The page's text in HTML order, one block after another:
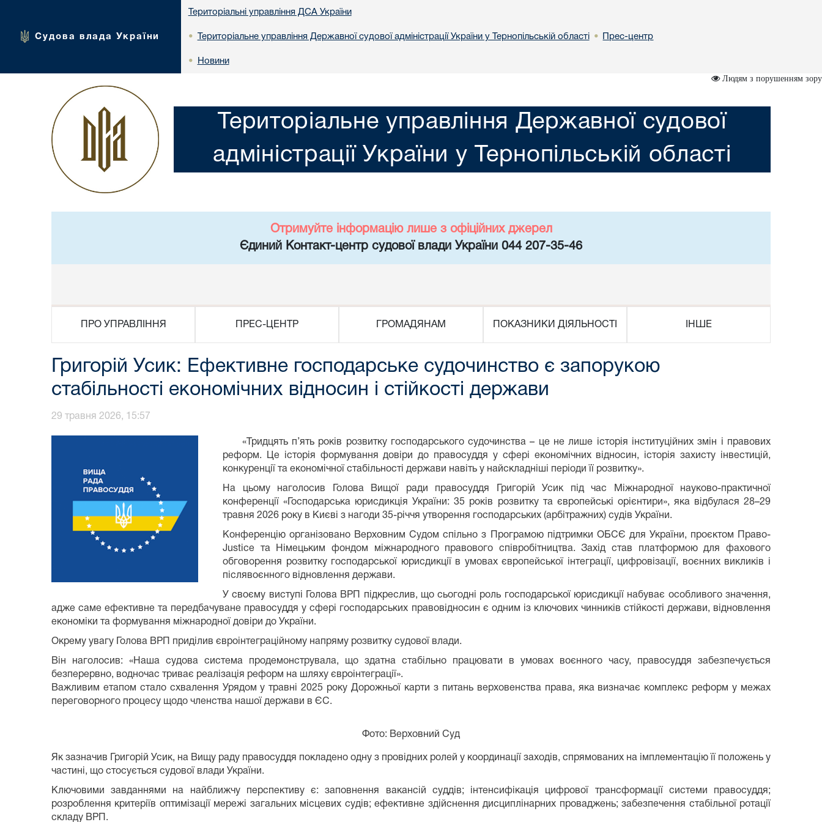
Судова влада України
Територіальні управління ДСА України
• Територіальне управління Державної судової адміністрації України у Тернопільській області • Прес-центр
• Новини
Людям з порушенням зору
Територіальне управління Державної судової
адміністрації України у Тернопільській області
Отримуйте інформацію лише з офіційних джерел
Єдиний Контакт-центр судової влади України 044 207-35-46
ПРО УПРАВЛІННЯ ПРЕС-ЦЕНТР ГРОМАДЯНАМ ПОКАЗНИКИ ДІЯЛЬНОСТІ ІНШЕ
Григорій Усик: Ефективне господарське судочинство є запорукою
стабільності економічних відносин і стійкості держави
29 травня 2026, 15:57
«Тридцять п’ять років розвитку господарського судочинства – це не лише історія інституційних змін і правових
реформ. Це історія формування довіри до правосуддя у сфері економічних відносин, історія захисту інвестицій,
конкуренції та економічної стабільності держави навіть у найскладніші періоди її розвитку».
На цьому наголосив Голова Вищої ради правосуддя Григорій Усик під час Міжнародної науково-практичної
конференції «Господарська юрисдикція України: 35 років розвитку та європейські орієнтири», яка відбулася 28–29
травня 2026 року в Києві з нагоди 35-річчя утворення господарських (арбітражних) судів України.
Конференцію організовано Верховним Судом спільно з Програмою підтримки ОБСЄ для України, проєктом Право-
Justice та Німецьким фондом міжнародного правового співробітництва. Захід став платформою для фахового
обговорення розвитку господарської юрисдикції в умовах європейської інтеграції, цифровізації, воєнних викликів і
післявоєнного відновлення держави.
У своєму виступі Голова ВРП підкреслив, що сьогодні роль господарської юрисдикції набуває особливого значення,
адже саме ефективне та передбачуване правосуддя у сфері господарських правовідносин є одним із ключових чинників стійкості держави, відновлення
економіки та формування міжнародної довіри до України.
Окрему увагу Голова ВРП приділив євроінтеграційному напряму розвитку судової влади.
Він наголосив: «Наша судова система продемонструвала, що здатна стабільно працювати в умовах воєнного часу, правосуддя забезпечується
безперервно, водночас триває реалізація реформ на шляху євроінтеграції».
Важливим етапом стало схвалення Урядом у травні 2025 року Дорожньої карти з питань верховенства права, яка визначає комплекс реформ у межах
переговорного процесу щодо членства нашої держави в ЄС.
Фото: Верховний Суд
Як зазначив Григорій Усик, на Вищу раду правосуддя покладено одну з провідних ролей у координації заходів, спрямованих на імплементацію її положень у
частині, що стосується судової влади України.
Ключовими завданнями на найближчу перспективу є: заповнення вакансій суддів; інтенсифікація цифрової трансформації системи правосуддя;
розроблення критеріїв оптимізації мережі загальних місцевих судів; ефективне здійснення дисциплінарних проваджень; забезпечення стабільної ротації
складу ВРП.